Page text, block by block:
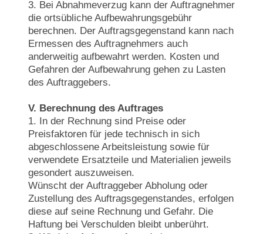
3. Bei Abnahmeverzug kann der Auftragnehmer
die ortsübliche Aufbewahrungsgebühr
berechnen. Der Auftragsgegenstand kann nach
Ermessen des Auftragnehmers auch
anderweitig aufbewahrt werden. Kosten und
Gefahren der Aufbewahrung gehen zu Lasten
des Auftraggebers.
V. Berechnung des Auftrages
1. In der Rechnung sind Preise oder
Preisfaktoren für jede technisch in sich
abgeschlossene Arbeitsleistung sowie für
verwendete Ersatzteile und Materialien jeweils
gesondert auszuweisen.
Wünscht der Auftraggeber Abholung oder
Zustellung des Auftragsgegenstandes, erfolgen
diese auf seine Rechnung und Gefahr. Die
Haftung bei Verschulden bleibt unberührt.